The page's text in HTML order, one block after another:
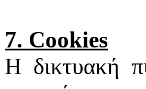
7. Cookies
Η δικτυακή